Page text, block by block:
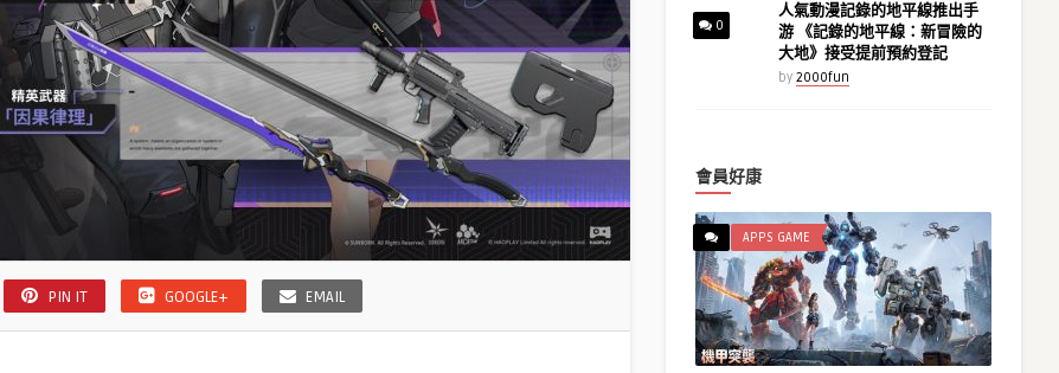
PIN IT GOOGLE+ EMAIL
0
人氣動漫記錄的地平線推出手
游 《記錄的地平線：新冒險的
大地》接受提前預約登記
by 2000fun
會員好康
APPS GAME